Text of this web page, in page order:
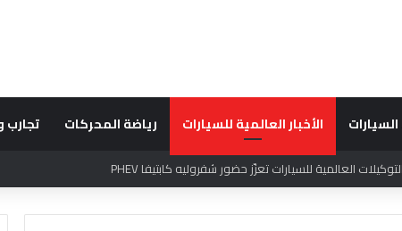
الأخبار العالمية للسيارات رياضة المحركات تجارب
للتميّز التشغيلي وريادة تجارب العميل